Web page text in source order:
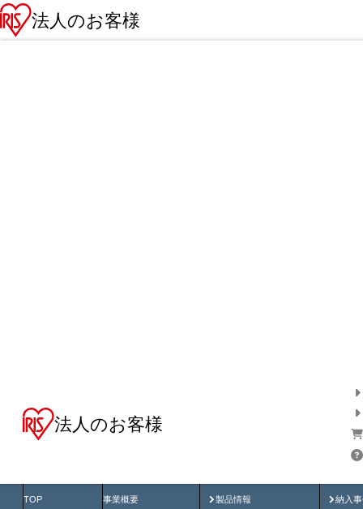
法人のお客様
法人のお客様
TOP 事業概要 製品情報
製品動画 納入
納